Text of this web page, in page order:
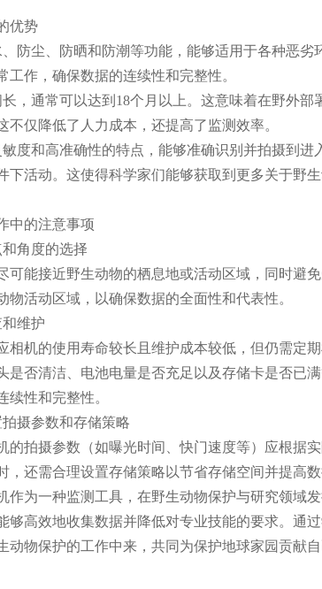
优势
、防尘、防晒和防潮等功能，能够适用于各种恶
工作，确保数据的连续性和完整性。
，通常可以达到18个月以上。这意味着在野外
不仅降低了人力成本，还提高了监测效率。
度和高准确性的特点，能够准确识别并拍摄到
下活动。这使得科学家们能够获取到更多关于野
中的注意事项
角度的选择
可能接近野生动物的栖息地或活动区域，同时避
物活动区域，以确保数据的全面性和代表性。
维护
相机的使用寿命较长且维护成本较低，但仍需定
是否清洁、电池电量是否充足以及存储卡是否已
续性和完整性。
摄参数和存储策略
的拍摄参数（如曝光时间、快门速度等）应根据
，还需合理设置存储策略以节省存储空间并提高数
作为一种监测工具，在野生动物保护与研究领域
够高效地收集数据并降低对专业技能的要求。通
动物保护的工作中来，共同为保护地球家园贡献自